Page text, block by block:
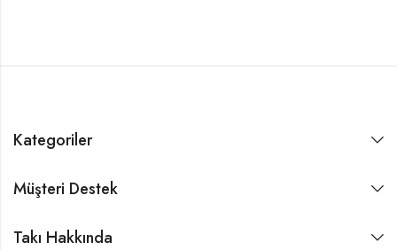
Kategoriler
Müşteri Destek
Takı Hakkında